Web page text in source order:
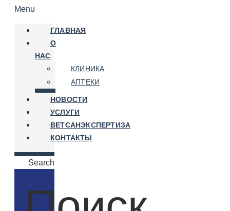
Menu
ГЛАВНАЯ
О
НАС
КЛИНИКА
АПТЕКИ
НОВОСТИ
УСЛУГИ
ВЕТСАНЭКСПЕРТИЗА
КОНТАКТЫ
Search